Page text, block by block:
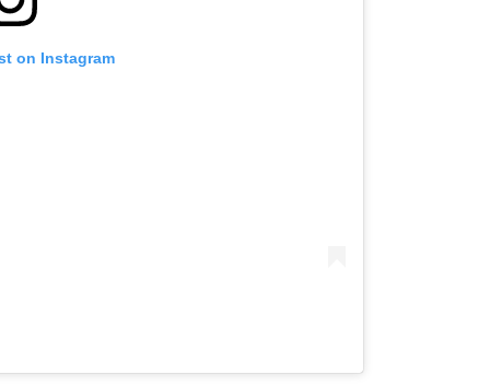
on Instagram